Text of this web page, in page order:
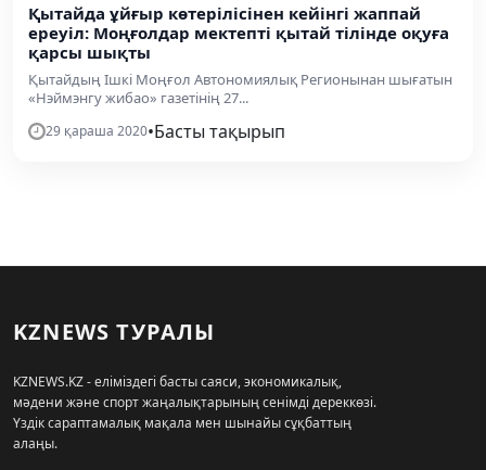
Қытайда ұйғыр көтерілісінен кейінгі жаппай
ереуіл: Моңғолдар мектепті қытай тілінде оқуға
қарсы шықты
Қытайдың Ішкі Моңғол Автономиялық Регионынан шығатын
«Нэймэнгу жибао» газетінің 27...
29 қараша 2020•Басты тақырып
KZNEWS ТУРАЛЫ
KZNEWS.KZ - еліміздегі басты саяси, экономикалық,
мәдени және спорт жаңалықтарының сенімді дереккөзі.
Үздік сараптамалық мақала мен шынайы сұқбаттың
алаңы.